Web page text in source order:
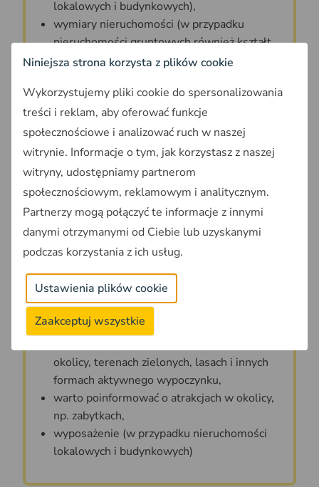
lokalowych i budynkowych),
wymiary nieruchomości (w przypadku
nieruchomości gruntowych również kształt
działki),
zagospodarowania przestrzennego, m.in.
przeznaczenie terenu,
dostęp do drogi publicznej oraz informacje o
parkingu,
uzbrojenie terenu i dostępne media (w
przypadku mieszkań informacja o źródle
ogrzewania i dostępie do sieci gazowej),
odległość od obiektów użyteczności
publicznej - sklepów, szkół, placówek
medycznych, przystanków transportu
publicznego i innych,
informacje o miejscach potencjalne
uciążliwych, np. farmy fotowoltaiczne, tory
kolejowe,
okolicy, terenach zielonych, lasach i innych
formach aktywnego wypoczynku,
warto poinformować o atrakcjach w okolicy,
np. zabytkach,
wyposażenie (w przypadku nieruchomości
lokalowych i budynkowych)
Niniejsza strona korzysta z plików cookie
Wykorzystujemy pliki cookie do spersonalizowania
treści i reklam, aby oferować funkcje
społecznościowe i analizować ruch w naszej
witrynie. Informacje o tym, jak korzystasz z naszej
witryny, udostępniamy partnerom
społecznościowym, reklamowym i analitycznym.
Partnerzy mogą połączyć te informacje z innymi
danymi otrzymanymi od Ciebie lub uzyskanymi
podczas korzystania z ich usług.
Ustawienia plików cookie
Zaakceptuj wszystkie